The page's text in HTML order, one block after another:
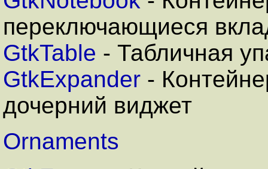
переключающиеся
GtkTable - Табличная
GtkExpander -
дочерний виджет
Ornaments